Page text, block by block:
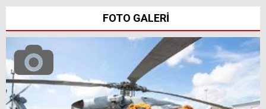
FOTO GALERİ